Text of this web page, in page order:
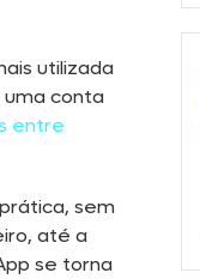
utilizada
uma conta
entre
sem
até a
se torna